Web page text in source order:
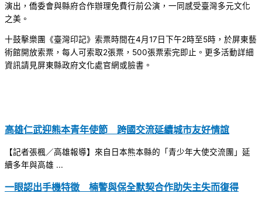
演出，僑委會與縣府合作辦理免費行前公演，一同感受臺灣多元文化
之美。
十鼓擊樂團《臺灣印記》索票時間在4月17日下午2時至5時，於屏東藝
術館開放索票，每人可索取2張票，500張票索完即止。更多活動詳細
資訊請見屏東縣政府文化處官網或臉書。
高雄仁武迎熊本青年使節 跨國交流延續城市友好情誼
【記者張楓／高雄報導】來自日本熊本縣的「青少年大使交流團」延
續多年與高雄 ...
一眼認出手機特徵 楠警與保全默契合作助失主失而復得